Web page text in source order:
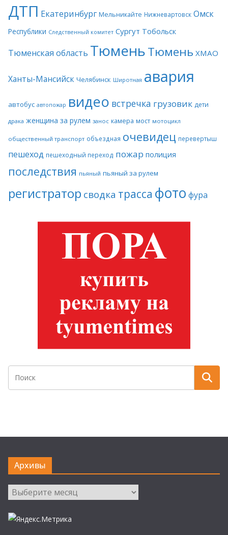
ДТП Екатеринбург Мельникайте Нижневартовск Омск
Республики Следственный комитет Сургут Тобольск
Тюменская область ТюменьТюмень ХМАО
Ханты-Мансийск Челябинск Широтная авария
автобус автопожар видео встречка грузовик дети
драка женщина за рулем занос камера мост мотоцикл
общественный транспорт объездная очевидец перевертыш
пешеход пешеходный переход пожар полиция
последствия пьяный пьяный за рулем
регистратор сводка трасса фото фура
Архивы
Архивы